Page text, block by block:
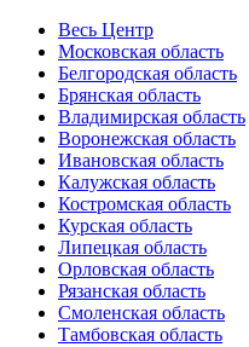
Весь Центр
Московская область
Белгородская область
Брянская область
Владимирская область
Воронежская область
Ивановская область
Калужская область
Костромская область
Курская область
Липецкая область
Орловская область
Рязанская область
Смоленская область
Тамбовская область